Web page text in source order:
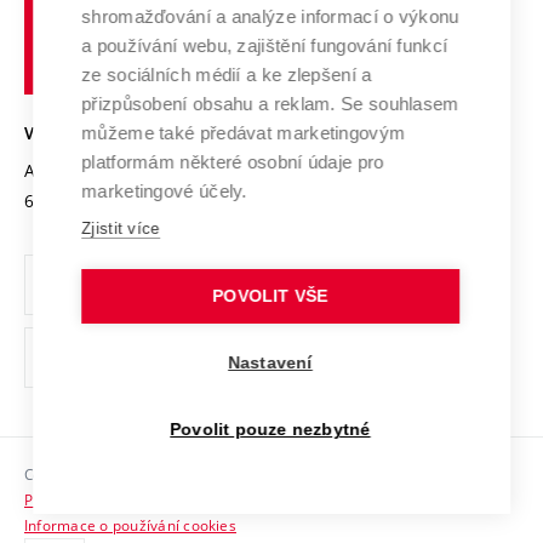
Transfer znalostí
Open Science
Projekty
Projekty ze strukturálních fondů
Specifický výzkum
Služby univerzity
Mezinárodní dohody
Univerzitní sítě
Udržitelná univerzita
Podnikavá univerzita / ContriBUTe
Bezpečná univerzita
Vyznamenání
Organizační struktura
Ochrana osobních údajů
odkaz)
Sociální bezpečí
HR Award
učení
technické
VYSOKÉ UČENÍ TECHNICKÉ V BRNĚ
Antonínská 548/1
602 00 Brno
www.vut.cz
vut@vutbr.cz
Copyright © 2026 VUT
Prohlášení o přístupnosti
Informace o používání cookies
shromažďování a analýze informací o výkonu
a používání webu, zajištění fungování funkcí
ze sociálních médií a ke zlepšení a
přizpůsobení obsahu a reklam. Se souhlasem
můžeme také předávat marketingovým
platformám některé osobní údaje pro
marketingové účely.
Zjistit více
POVOLIT VŠE
Nastavení
Povolit pouze nezbytné